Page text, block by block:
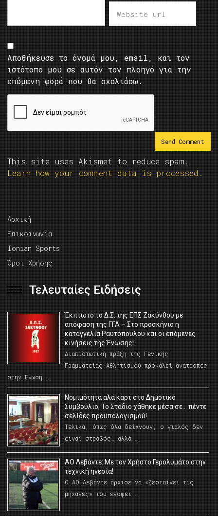
Αποθήκευσε το όνομά μου, email, και τον
ιστότοπο μου σε αυτόν τον πλοηγό για την
επόμενη φορά που θα σχολιάσω.
This site uses Akismet to reduce spam.
Learn how your comment data is processed.
Αρχική
Επικοινωνία
Ionian Sports
Όροι Χρήσης
Τελευταίες Ειδήσεις
Έκπτωτο το Δ.Σ. της ΕΠΣ Ζακύνθου με
απόφαση της ΓΓΑ – Στο προσκήνιο η
καταγγελία Ραυτόπουλου και οι επόμενες
κινήσεις της Ένωσης!
Διαπιστωτική πράξη της Γενικής
Γραμματείας Αθλητισμού προκαλεί ανατροπές
στην Ένωση …
Νομιμότητα αλά καρτ στο Δημοτικό
Συμβούλιο; Το Στάδιο χάθηκε μέσα σε… πέντε
σελίδες προϋπολογισμού!
Τελικά, όπως όλα δείχνουν, ο γιαλός δεν
είναι στραβός… αλλά …
ΑΟ Λεβάντε: Με τον Χρήστο Γερολυμάτο στην
τεχνική ηγεσία!
Ο ΑΟ Λεβάντε άρχισε να «ζεσταίνει τις
μηχανές» του ενόψει …